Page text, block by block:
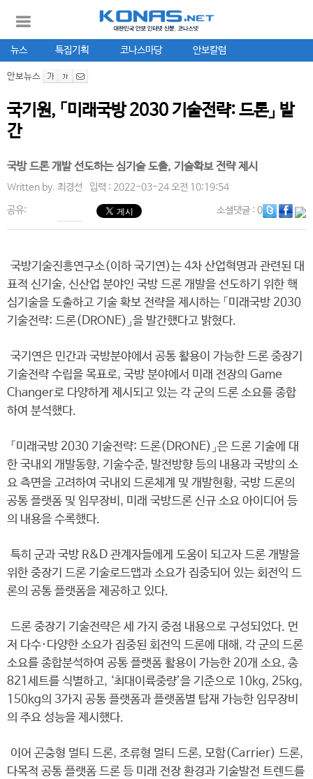
뉴스 특집기획 코나스마당 안보칼럼
안보뉴스
국기원, 「미래국방 2030 기술전략: 드론」 발
간
국방 드론 개발 선도하는 심기술 도출, 기술확보 전략 제시
Written by. 최경선 입력 : 2022-03-24 오전 10:19:54
공유: 소셜댓글: 0
국방기술진흥연구소(이하 국기연)는 4차 산업혁명과 관련된 대
표적 신기술, 신산업 분야인 국방 드론 개발을 선도하기 위한 핵
심기술을 도출하고 기술 확보 전략을 제시하는 「미래국방 2030
기술전략: 드론(DRONE)」을 발간했다고 밝혔다.
국기연은 민간과 국방분야에서 공통 활용이 가능한 드론 중장기
기술전략 수립을 목표로, 국방 분야에서 미래 전장의 Game
Changer로 다양하게 제시되고 있는 각 군의 드론 소요를 종합
하여 분석했다.
「미래국방 2030 기술전략: 드론(DRONE)」은 드론 기술에 대
한 국내외 개발동향, 기술수준, 발전방향 등의 내용과 국방의 소
요 측면을 고려하여 국내외 드론체계 및 개발현황, 국방 드론의
공통 플랫폼 및 임무장비, 미래 국방드론 신규 소요 아이디어 등
의 내용을 수록했다.
특히 군과 국방 R&D 관계자들에게 도움이 되고자 드론 개발을
위한 중장기 드론 기술로드맵과 소요가 집중되어 있는 회전익 드
론의 공통 플랫폼을 제공하고 있다.
드론 중장기 기술전략은 세 가지 중점 내용으로 구성되었다. 먼
저 다수·다양한 소요가 집중된 회전익 드론에 대해, 각 군의 드론
소요를 종합분석하여 공통 플랫폼 활용이 가능한 20개 소요, 총
821세트를 식별하고, ‘최대이륙중량’을 기준으로 10kg, 25kg,
150kg의 3가지 공통 플랫폼과 플랫폼별 탑재 가능한 임무장비
의 주요 성능을 제시했다.
이어 곤충형 멀티 드론, 조류형 멀티 드론, 모함(Carrier) 드론,
다목적 공통 플랫폼 드론 등 미래 전장 환경과 기술발전 트렌드를